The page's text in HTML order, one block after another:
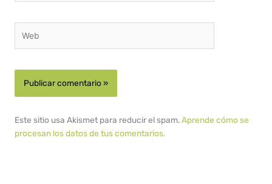
Este sitio usa Akismet para reducir el spam.Aprende cómo se
procesan los datos de tus comentarios.